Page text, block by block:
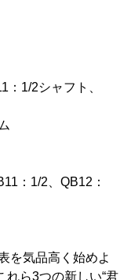
：1/2シャフト、
：1/2、QB12：
を気品高く始めよ
れら3つの新しい“君